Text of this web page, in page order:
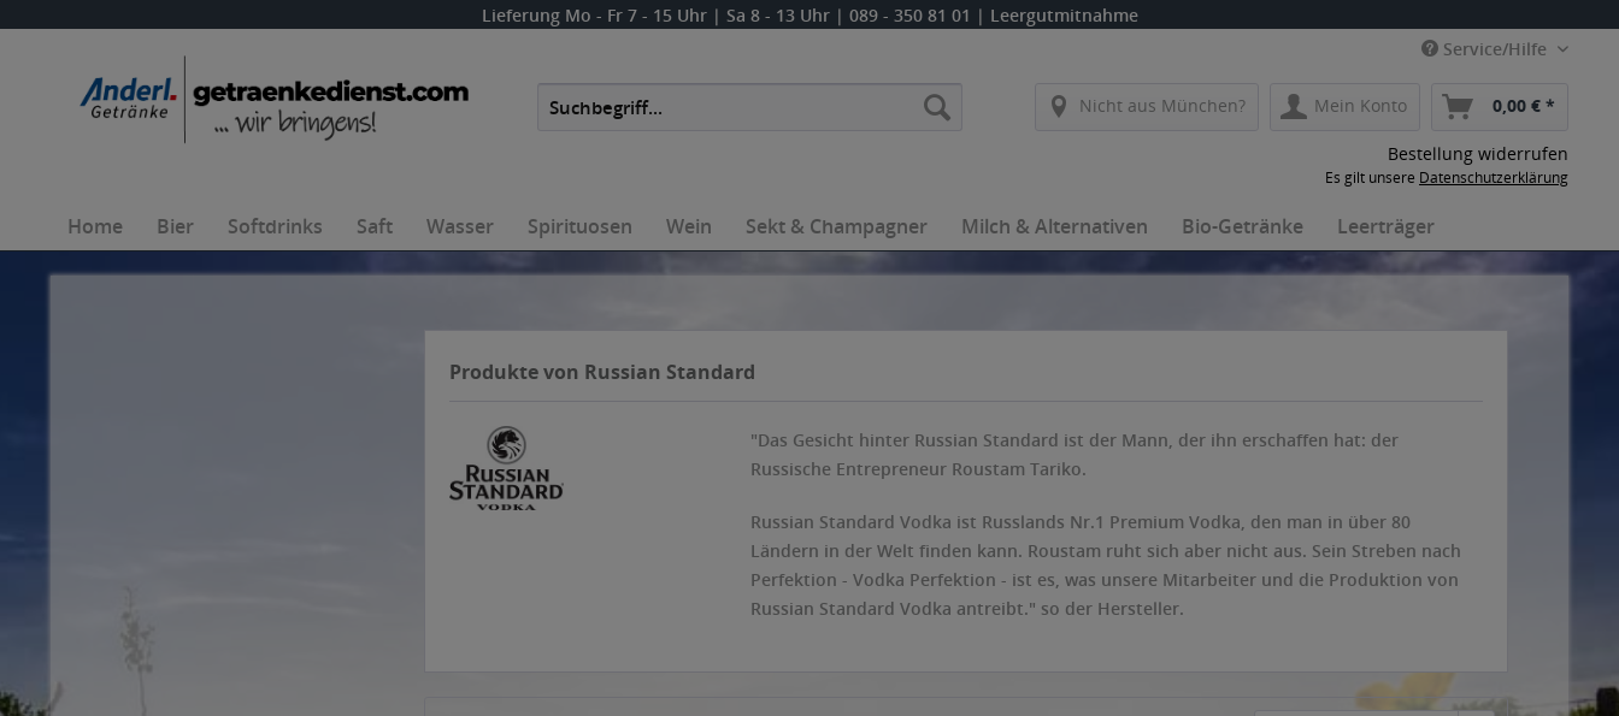
Lieferung Mo - Fr 7 - 15 Uhr | Sa 8 - 13 Uhr | 089 - 350 81 01 | Leergutmitnahme
Service/Hilfe
Nicht aus München? Mein Konto 0,00 € *
Bestellung widerrufen
Es gilt unsere Datenschutzerklärung
Home Bier Softdrinks Saft Wasser Spirituosen Wein Sekt & Champagner Milch & Alternativen Bio-Getränke Leerträger
Produkte von Russian Standard
"Das Gesicht hinter Russian Standard ist der Mann, der ihn erschaffen hat: der
Russische Entrepreneur Roustam Tariko.
Russian Standard Vodka ist Russlands Nr.1 Premium Vodka, den man in über 80
Ländern in der Welt finden kann. Roustam ruht sich aber nicht aus. Sein Streben nach
Perfektion - Vodka Perfektion - ist es, was unsere Mitarbeiter und die Produktion von
Russian Standard Vodka antreibt." so der Hersteller.